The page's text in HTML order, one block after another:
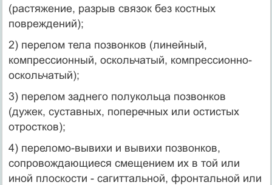
(растяжение, разрыв связок без костных
повреждений);
2) перелом тела позвонков (линейный,
компрессионный, оскольчатый, компрессионно-
оскольчатый);
3) перелом заднего полукольца позвонков
(дужек, суставных, поперечных или остистых
отростков);
4) переломо-вывихи и вывихи позвонков,
сопровождающиеся смещением их в той или
иной плоскости - сагиттальной, фронтальной или